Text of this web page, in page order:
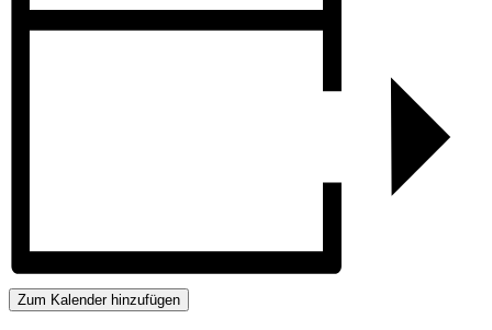
Zum Kalender hinzufügen